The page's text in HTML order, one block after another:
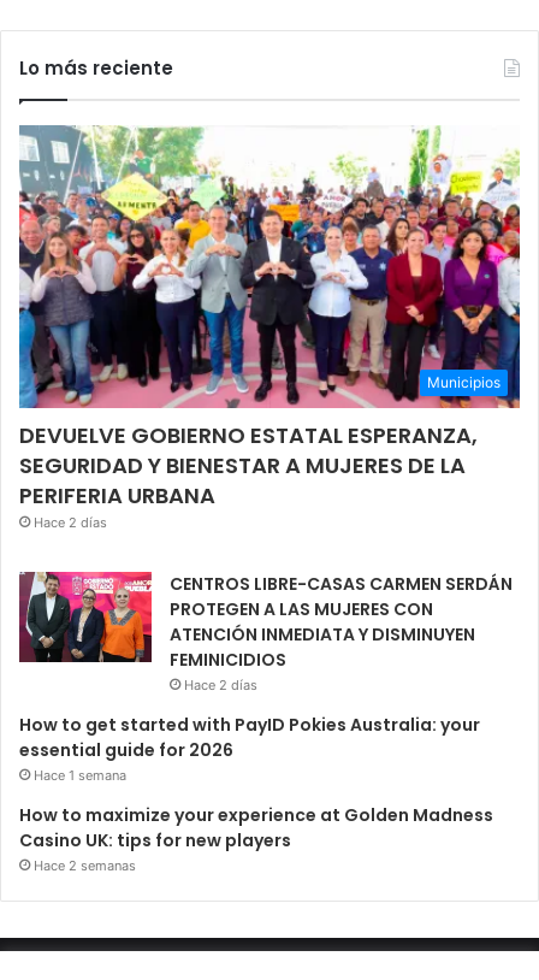
Lo más reciente
Municipios
DEVUELVE GOBIERNO ESTATAL ESPERANZA,
SEGURIDAD Y BIENESTAR A MUJERES DE LA
PERIFERIA URBANA
Hace 2 días
CENTROS LIBRE-CASAS CARMEN SERDÁN
PROTEGEN A LAS MUJERES CON
ATENCIÓN INMEDIATA Y DISMINUYEN
FEMINICIDIOS
Hace 2 días
How to get started with PayID Pokies Australia: your
essential guide for 2026
Hace 1 semana
How to maximize your experience at Golden Madness
Casino UK: tips for new players
Hace 2 semanas